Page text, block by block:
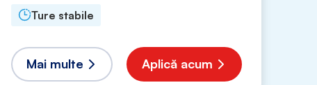
Ture stabile
Mai multe Aplică acum